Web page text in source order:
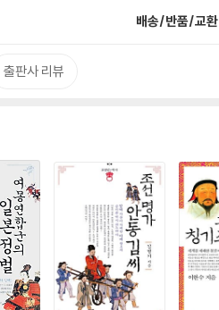
배송/반품/교환
출판사 리뷰